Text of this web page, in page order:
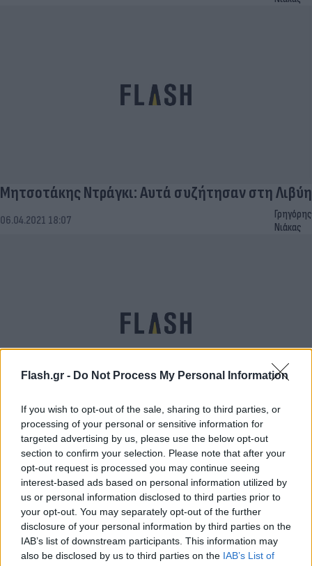
Flash.gr - Do Not Process My Personal Information
If you wish to opt-out of the sale, sharing to third parties, or
processing of your personal or sensitive information for
targeted advertising by us, please use the below opt-out
section to confirm your selection. Please note that after your
opt-out request is processed you may continue seeing
interest-based ads based on personal information utilized by
us or personal information disclosed to third parties prior to
your opt-out. You may separately opt-out of the further
disclosure of your personal information by third parties on the
IAB’s list of downstream participants. This information may
also be disclosed by us to third parties on the IAB’s List of
Μητσοτάκης Ντράγκι: Αυτά συζήτησαν στη Λιβύη
06.04.2021 18:07
Γρηγόρης
Νιάκας
Μητσοτάκης στο συνέδριο της ΕΣΕΕ:
Ενθαρρυντική η σταδιακή επαναλειτουργία του
λιανεμπορίου - Νέα συμφωνία εμπιστοσύνης
ώστε «ότι ανοίγει να μην ξανακλείνει»
06.04.2021 15:24
Έλλη